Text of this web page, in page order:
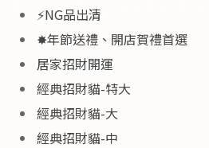
⚡NG品出清
✸年節送禮、開店賀禮首選
居家招財開運
經典招財貓-特大
經典招財貓-大
經典招財貓-中